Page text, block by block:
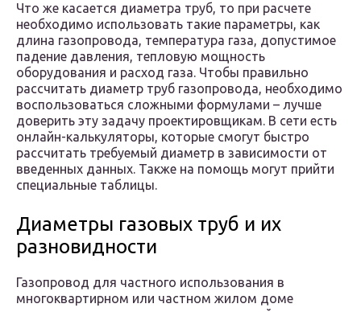
Что же касается диаметра труб, то при расчете
необходимо использовать такие параметры, как
длина газопровода, температура газа, допустимое
падение давления, тепловую мощность
оборудования и расход газа. Чтобы правильно
рассчитать диаметр труб газопровода, необходимо
воспользоваться сложными формулами – лучше
доверить эту задачу проектировщикам. В сети есть
онлайн-калькуляторы, которые смогут быстро
рассчитать требуемый диаметр в зависимости от
введенных данных. Также на помощь могут прийти
специальные таблицы.
Диаметры газовых труб и их
разновидности
Газопровод для частного использования в
многоквартирном или частном жилом доме